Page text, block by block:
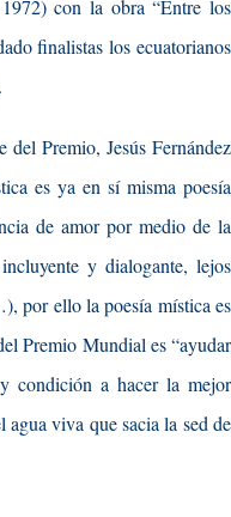
con la obra “Entre los
finalistas los ecuatorianos
del Premio, Jesús Fernández
es ya en sí misma poesía
de amor por medio de la
y dialogante, lejos
por ello la poesía mística es
Premio Mundial es “ayudar
condición a hacer la mejor
viva que sacia la sed de